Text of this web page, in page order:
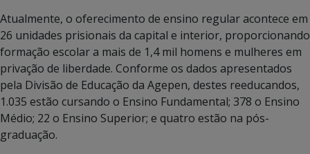
Atualmente, o oferecimento de ensino regular acontece em
26 unidades prisionais da capital e interior, proporcionando
formação escolar a mais de 1,4 mil homens e mulheres em
privação de liberdade. Conforme os dados apresentados
pela Divisão de Educação da Agepen, destes reeducandos,
1.035 estão cursando o Ensino Fundamental; 378 o Ensino
Médio; 22 o Ensino Superior; e quatro estão na pós-
graduação.